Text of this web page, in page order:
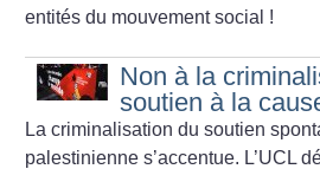
entités du mouvement social !
Non à la
soutien à la
La criminalisation du soutien
palestinienne s’accentue. L’UCL